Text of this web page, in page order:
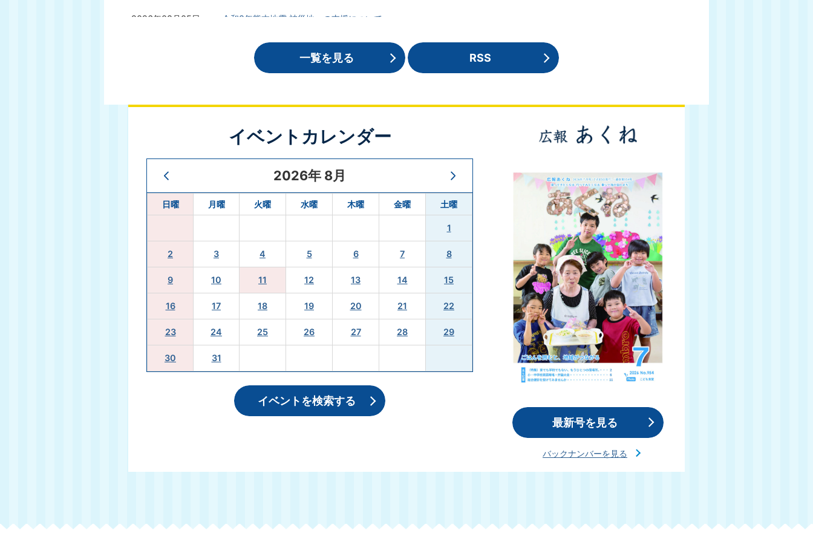
2026年08月05日 令和8年熊本地震 被災地への支援について
「草の根献血」の実施のお知らせ
eLTAX(地方税ポータルシステム)についてのお知らせ
2026年08月02日 最高裁判決を踏まえた保護費の追加給付を開始します
2026年08月02日 おれんじカフェよかよかの開催日程を更新しました
2026年08月02日 認知症サポーター養成講座（個人向け）を開催します
2026年08月02日 介護保険サービス事業者一覧を更新しました
一覧を見る RSS
イベントカレンダー
2026年 8月
日曜 月曜 火曜 水曜 木曜 金曜 土曜
1
2 3 4 5 6 7 8
9 10 11 12 13 14 15
16 17 18 19 20 21 22
23 24 25 26 27 28 29
30 31
イベントを検索する
最新号を見る
バックナンバーを見る